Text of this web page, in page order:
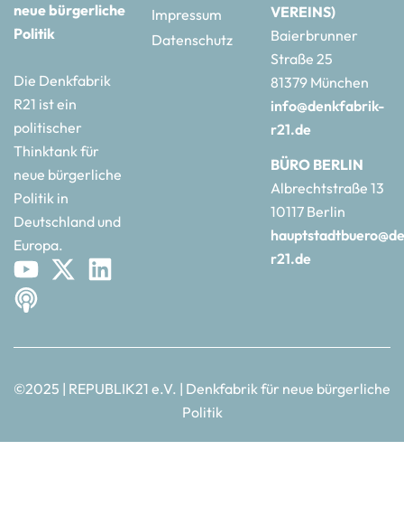
neue bürgerliche
Politik
Die Denkfabrik
R21 ist ein
politischer
Thinktank für
neue bürgerliche
Politik in
Deutschland und
Europa.
Impressum
Datenschutz
VEREINS)
Baierbrunner
Straße 25
81379 München
info@denkfabrik-
r21.de
BÜRO BERLIN
Albrechtstraße 13
10117 Berlin
r21.de
©2025 | REPUBLIK21 e.V. | Denkfabrik für neue bürgerliche
Politik